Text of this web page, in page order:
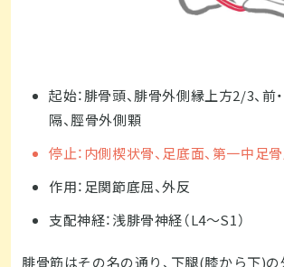
起始：腓骨頭、腓骨外側縁上方2/3、前
隔、脛骨外側顆
停止：内側楔状骨、足底面、第一中足
作用：足関節底屈、外反
支配神経：浅腓骨神経（L4～S1）
腓骨筋はその名の通り、下腿(膝から下)